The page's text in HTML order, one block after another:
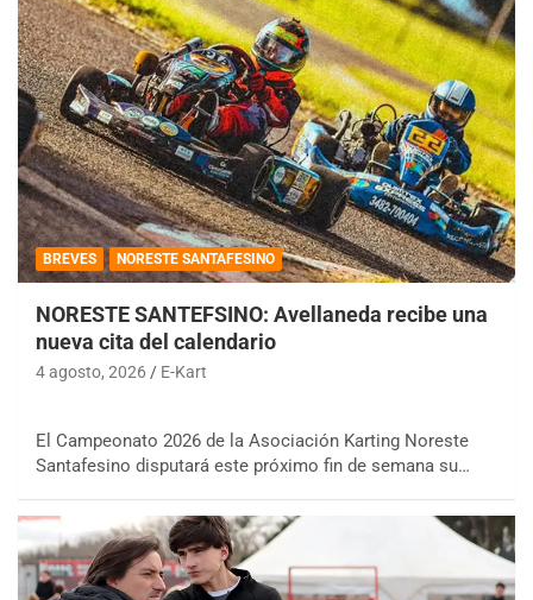
BREVES NORESTE SANTAFESINO
NORESTE SANTEFSINO: Avellaneda recibe una
nueva cita del calendario
4 agosto, 2026 E-Kart
El Campeonato 2026 de la Asociación Karting Noreste
Santafesino disputará este próximo fin de semana su…